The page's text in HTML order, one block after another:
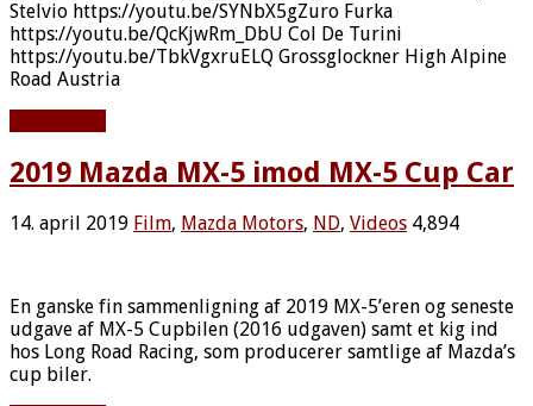
Stelvio https://youtu.be/SYNbX5gZuro Furka
https://youtu.be/QcKjwRm_DbU Col De Turini
https://youtu.be/TbkVgxruELQ Grossglockner High Alpine
Road Austria
2019 Mazda MX-5 imod MX-5 Cup Car
14. april 2019 Film, Mazda Motors, ND, Videos 4,894
En ganske fin sammenligning af 2019 MX-5’eren og seneste
udgave af MX-5 Cupbilen (2016 udgaven) samt et kig ind
hos Long Road Racing, som producerer samtlige af Mazda’s
cup biler.